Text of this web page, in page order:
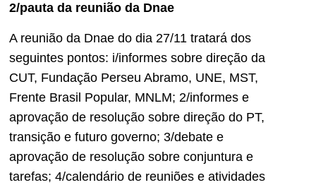
2/pauta da reunião da Dnae
A reunião da Dnae do dia 27/11 tratará dos
seguintes pontos: i/informes sobre direção da
CUT, Fundação Perseu Abramo, UNE, MST,
Frente Brasil Popular, MNLM; 2/informes e
aprovação de resolução sobre direção do PT,
transição e futuro governo; 3/debate e
aprovação de resolução sobre conjuntura e
tarefas; 4/calendário de reuniões e atividades